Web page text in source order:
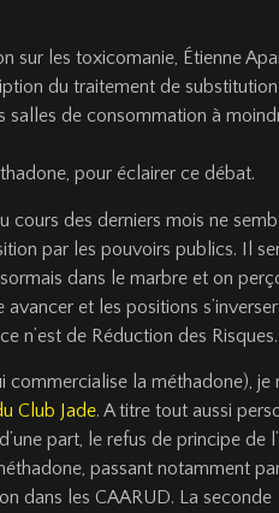
sur les toxicomanie, Étienne
du traitement de
salles de consommation à
pour éclairer ce débat.
cours des derniers mois ne
par les pouvoirs publics. Il
dans le marbre et on
et les positions
n’est de Réduction des Risques.
la méthadone), je
Club Jade. A titre tout aussi
part, le refus de principe de
passant notamment
dans les CAARUD. La seconde